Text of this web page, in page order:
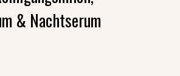
& Nachtserum